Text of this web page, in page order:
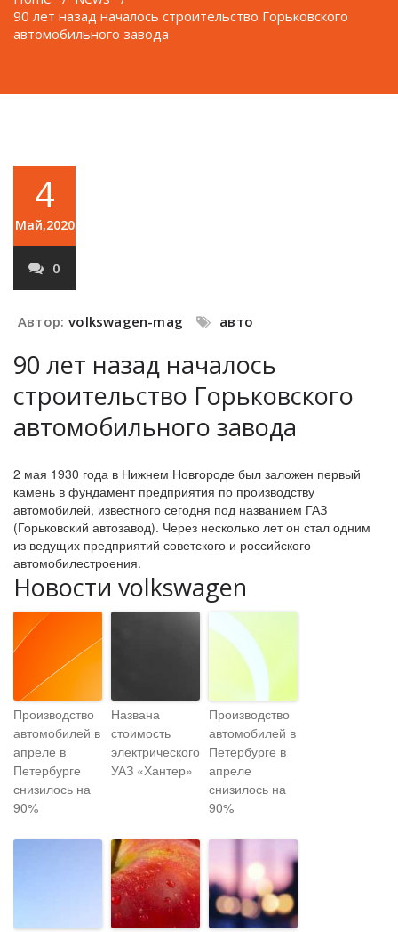
90 лет назад началось строительство Горьковского
автомобильного завода
4
Май,2020
0
Автор: volkswagen-mag авто
90 лет назад началось
строительство Горьковского
автомобильного завода
2 мая 1930 года в Нижнем Новгороде был заложен первый
камень в фундамент предприятия по производству
автомобилей, известного сегодня под названием ГАЗ
(Горьковский автозавод). Через несколько лет он стал одним
из ведущих предприятий советского и российского
автомобилестроения.
Новости volkswagen
Производство
автомобилей в
апреле в
Петербурге
снизилось на
90%
Названа
стоимость
электрического
УАЗ «Хантер»
Производство
автомобилей в
Петербурге в
апреле
снизилось на
90%